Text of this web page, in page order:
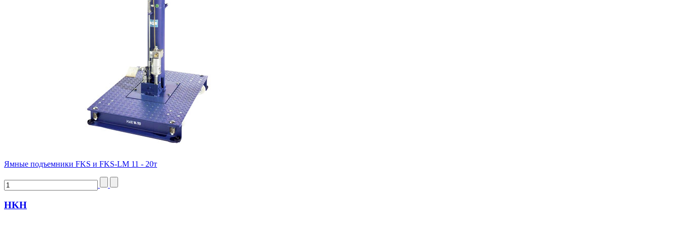
Ямные подъемники FKS и FKS-LM 11 - 20т
HKH